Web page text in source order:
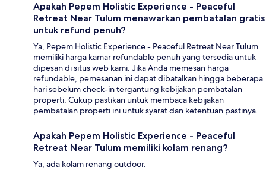
Apakah Pepem Holistic Experience - Peaceful
Retreat Near Tulum menawarkan pembatalan gratis
untuk refund penuh?
Ya, Pepem Holistic Experience - Peaceful Retreat Near Tulum
memiliki harga kamar refundable penuh yang tersedia untuk
dipesan di situs web kami. Jika Anda memesan harga
refundable, pemesanan ini dapat dibatalkan hingga beberapa
hari sebelum check-in tergantung kebijakan pembatalan
properti. Cukup pastikan untuk membaca kebijakan
pembatalan properti ini untuk syarat dan ketentuan pastinya.
Apakah Pepem Holistic Experience - Peaceful
Retreat Near Tulum memiliki kolam renang?
Ya, ada kolam renang outdoor.